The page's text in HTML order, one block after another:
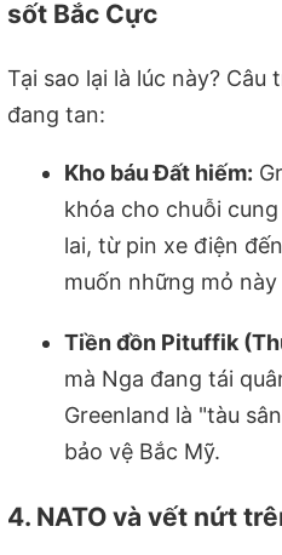
sốt Bắc Cực
Tại sao lại là lúc này? Câu
đang tan:
Kho báu Đất hiếm:
khóa cho chuỗi
lai, từ pin xe điện
muốn những mỏ
Tiền đồn Pituffik
mà Nga đang tái
Greenland là "tàu
bảo vệ Bắc Mỹ.
4. NATO và vết nứt